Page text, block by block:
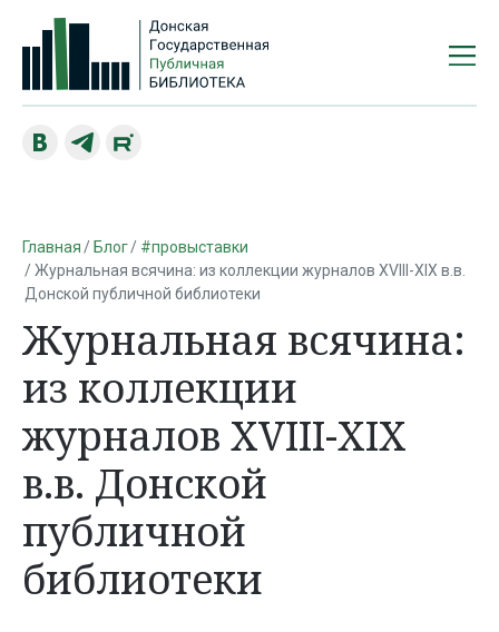
Главная Блог
#провыставки
Журнальная всячина: из коллекции журналов XVIII-XIX в.в.
Донской публичной библиотеки
Журнальная всячина:
из коллекции
журналов XVIII-XIX
в.в. Донской
публичной
библиотеки